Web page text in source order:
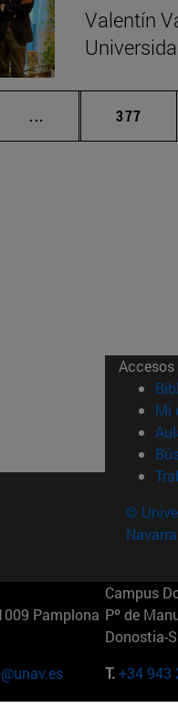
Valentín
... Páginas Página
377
Mi
©
Navarra
Pamplona
Campus
Pº de
Donostia-
T.+34 943